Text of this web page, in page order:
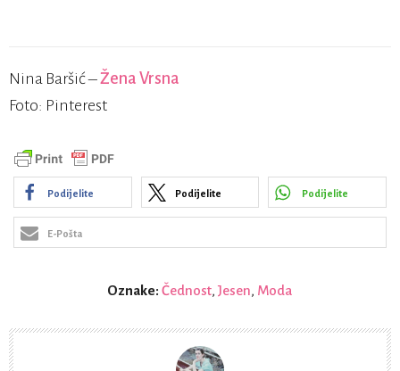
Nina Baršić –Žena Vrsna
Foto: Pinterest
Podijelite Podijelite Podijelite
E-Pošta
Oznake: Čednost, Jesen, Moda